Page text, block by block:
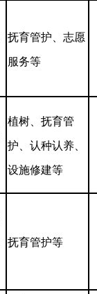
抚育管护、志愿
服务等
植树、抚育管
护、认种认养、
设施修建等
抚育管护等